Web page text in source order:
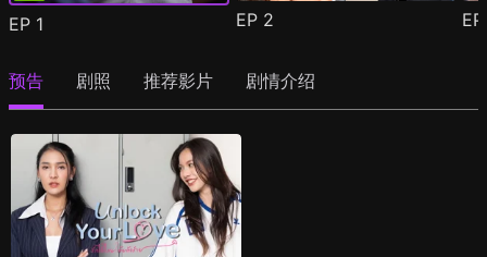
EP 1 EP 2
预告 剧照 推荐影片 剧情介绍